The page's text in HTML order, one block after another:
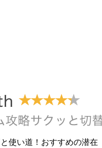
使い道！おすすめの潜在